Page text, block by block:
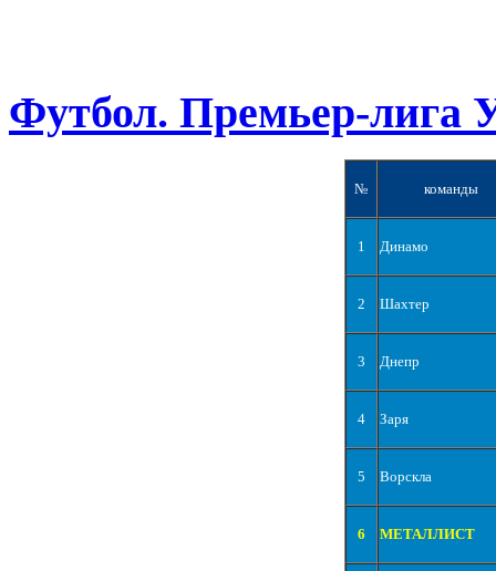
Футбол. Премьер-лига
№ команды
1 Динамо
2 Шахтер
3 Днепр
4 Заря
5 Ворскла
6 МЕТАЛЛИСТ